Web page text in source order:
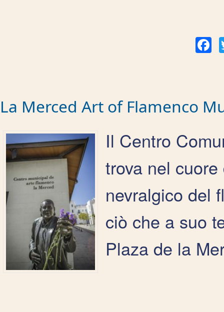
La Merced Art of Flamenco
Il Centro
trova nel
nevralgico del
ciò che a suo
Plaza de la